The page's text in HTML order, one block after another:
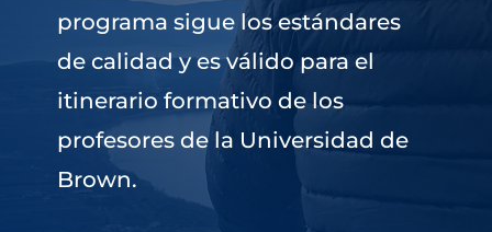
programa sigue los estándares
de calidad y es válido para el
itinerario formativo de los
profesores de la Universidad de
Brown.